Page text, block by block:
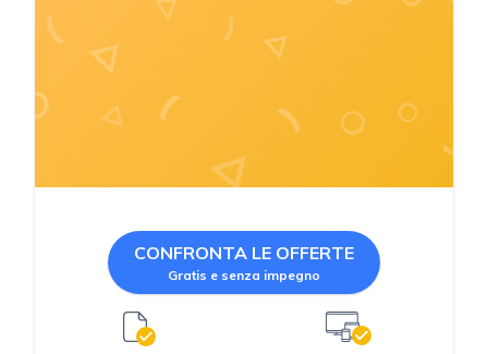
CONFRONTA LE OFFERTE
Gratis e senza impegno